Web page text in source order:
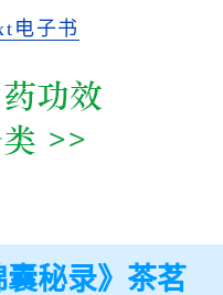
电子书
囊秘录》茶茗